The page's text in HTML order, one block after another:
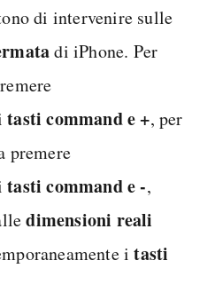
di intervenire sulle
di iPhone. Per
itasti command e +, per
premere
itasti command e -,
dimensioni reali
itasti